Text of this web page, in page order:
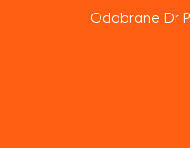
Odabrane Dr